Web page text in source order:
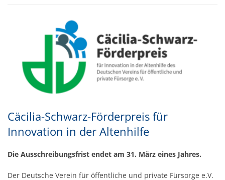
Cäcilia-Schwarz-Förderpreis für
Innovation in der Altenhilfe
Die Ausschreibungsfrist endet am 31. März eines Jahres.
Der Deutsche Verein für öffentliche und private Fürsorge e.V.